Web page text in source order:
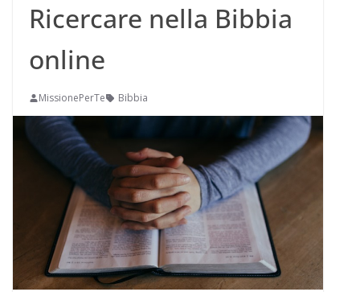
Ricercare nella Bibbia
online
MissionePerTe Bibbia